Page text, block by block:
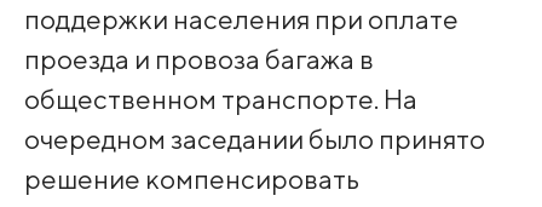
поддержки населения при оплате
проезда и провоза багажа в
общественном транспорте. На
очередном заседании было принято
решение компенсировать